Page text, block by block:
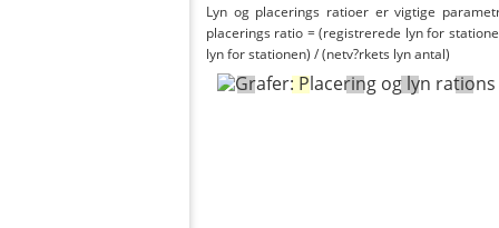
Lyn og placerings ratioer er vigtige
placerings ratio = (registrerede lyn for
lyn for stationen) / (netv?rkets lyn antal)